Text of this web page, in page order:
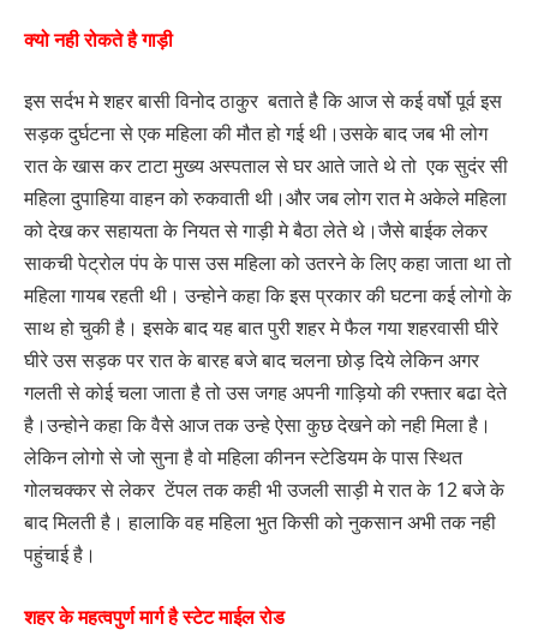
क्यो नही रोकते है गाड़ी
इस सर्दभ मे शहर बासी विनोद ठाकुर बताते है कि आज से कई वर्षो पूर्व इस
सड़क दुर्घटना से एक महिला की मौत हो गई थी।उसके बाद जब भी लोग
रात के खास कर टाटा मुख्य अस्पताल से घर आते जाते थे तो एक सुदंर सी
महिला दुपाहिया वाहन को रुकवाती थी।और जब लोग रात मे अकेले महिला
को देख कर सहायता के नियत से गाड़ी मे बैठा लेते थे।जैसे बाईक लेकर
साकची पेट्रोल पंप के पास उस महिला को उतरने के लिए कहा जाता था तो
महिला गायब रहती थी। उन्होने कहा कि इस प्रकार की घटना कई लोगो के
साथ हो चुकी है। इसके बाद यह बात पुरी शहर मे फैल गया शहरवासी घीरे
घीरे उस सड़क पर रात के बारह बजे बाद चलना छोड़ दिये लेकिन अगर
गलती से कोई चला जाता है तो उस जगह अपनी गाड़ियो की रफ्तार बढा देते
है।उन्होने कहा कि वैसे आज तक उन्हे ऐसा कुछ देखने को नही मिला है।
लेकिन लोगो से जो सुना है वो महिला कीनन स्टेडियम के पास स्थित
गोलचक्कर से लेकर टेंपल तक कही भी उजली साड़ी मे रात के 12 बजे के
बाद मिलती है। हालाकि वह महिला भुत किसी को नुकसान अभी तक नही
पहुंचाई है।
शहर के महत्वपुर्ण मार्ग है स्टेट माईल रोड